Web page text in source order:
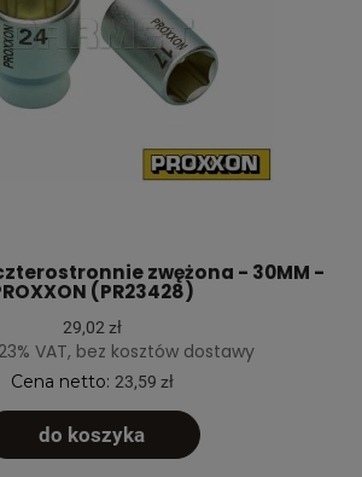
zwężona - 30MM -
(PR23428)
29,02 zł
VAT, bez kosztów dostawy
Cena netto: 23,59 zł
do koszyka